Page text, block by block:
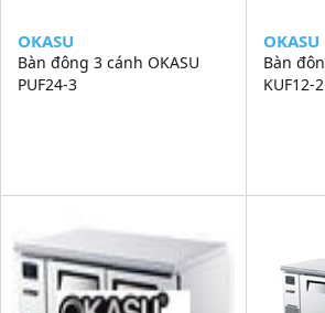
OKASU
Bàn đông 3 cánh OKASU
PUF24-3
OKASU
Bàn
KUF12-2